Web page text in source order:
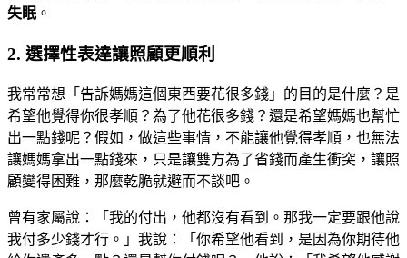
失眠。
2. 選擇性表達讓照顧更順利
我常常想「告訴媽媽這個東西要花很多錢」的目的是什麼？是
希望他覺得你很孝順？為了他花很多錢？還是希望媽媽也幫忙
出一點錢呢？假如，做這些事情，不能讓他覺得孝順，也無法
讓媽媽拿出一點錢來，只是讓雙方為了省錢而產生衝突，讓照
顧變得困難，那麼乾脆就避而不談吧。
曾有家屬說：「我的付出，他都沒有看到。那我一定要跟他說
我付多少錢才行。」我說：「你希望他看到，是因為你期待他